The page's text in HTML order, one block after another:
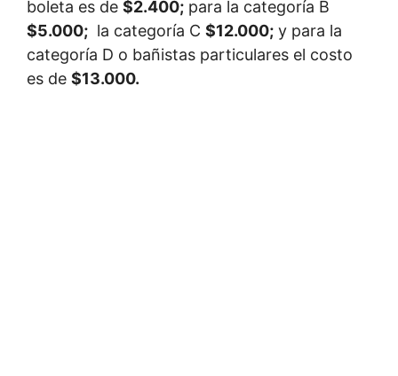
boleta es de $2.400; para la categoría B
$5.000; la categoría C $12.000; y para la
categoría D o bañistas particulares el costo
es de $13.000.